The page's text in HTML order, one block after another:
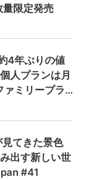
限定発売
4年ぶりの値
人プランは月
ァミリープラ
てきた景色
出す新しい世
#41